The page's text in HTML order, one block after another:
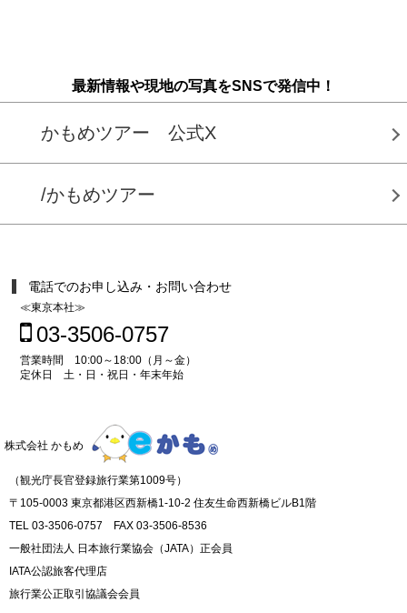
最新情報や現地の写真をSNSで発信中！
かもめツアー 公式X
/かもめツアー
電話でのお申し込み・お問い合わせ
≪東京本社≫
03-3506-0757
営業時間 10:00～18:00（月～金）
定休日 土・日・祝日・年末年始
株式会社 かもめ
（観光庁長官登録旅行業第1009号）
〒105-0003 東京都港区西新橋1-10-2 住友生命西新橋ビルB1階
TEL 03-3506-0757 FAX 03-3506-8536
一般社団法人 日本旅行業協会（JATA）正会員
IATA公認旅客代理店
旅行業公正取引協議会会員